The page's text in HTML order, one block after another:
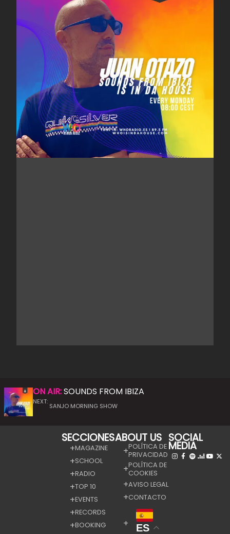
ON AIR:SOUNDS FROM IBIZA
NEXT:
SANJO MORNING SHOW
SECCIONES
MAGAZINE
SCHOOL
RADIO
TOP 10
EVENTS
RECORDS
BOOKING
ABOUT US
POLÍTICA DE
PRIVACIDAD
POLÍTICA DE
COOKIES
AVISO LEGAL
CONTACTO
ES
SOCIAL
MEDIA